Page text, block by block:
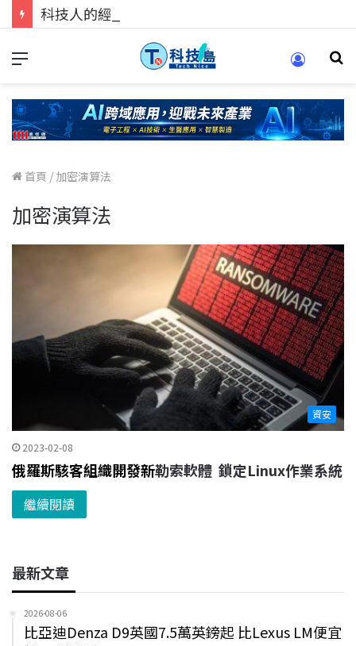
首頁 / 加密演算法
加密演算法
資安
2023-02-08
俄羅斯駭客組織開發新勒索軟體 鎖定Linux作業系統
繼續閱讀
最新文章
2026-08-06
比亞迪Denza D9英國7.5萬英鎊起 比Lexus LM便宜